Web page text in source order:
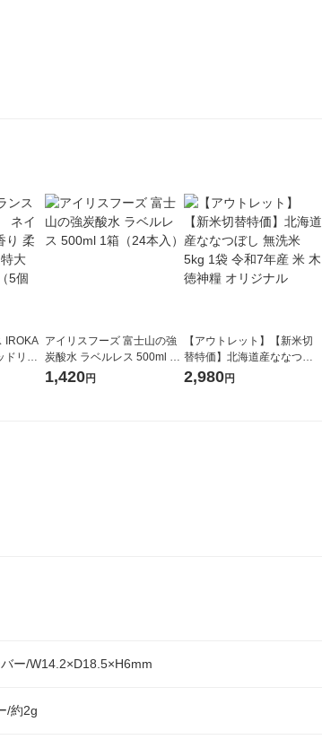
IROKA
リリ
替え 超
（5個
アイリスフーズ 富士山の強
炭酸水 ラベルレス 500ml 1
箱（24本入）
1,420円
【アウトレット】【新米切
替特価】北海道産ななつぼ
し 無洗米 5kg 1袋 令和7年産
米 木徳神糧 オリジナル
2,980円
ー/W14.2×D18.5×H6mm
/約2g